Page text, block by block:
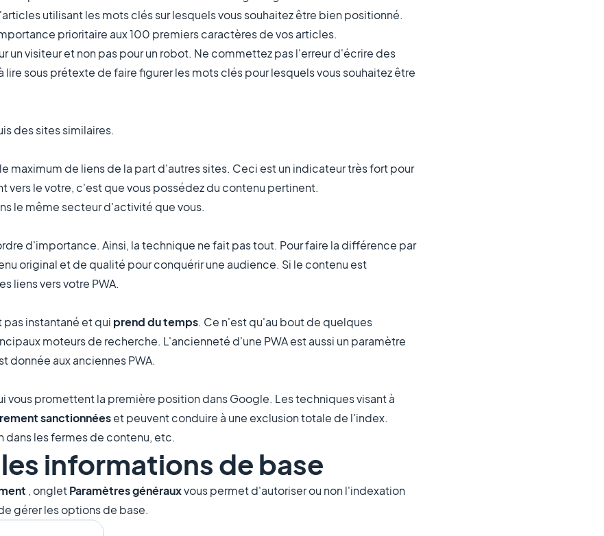
utilisant les mots clés sur lesquels vous souhaitez être bien positionné.
prioritaire aux 100 premiers caractères de vos articles.
un visiteur et non pas pour un robot. Ne commettez pas l'erreur d'écrire des
sous prétexte de faire figurer les mots clés pour lesquels vous souhaitez être
des sites similaires.
maximum de liens de la part d'autres sites. Ceci est un indicateur très fort pour
vers le votre, c'est que vous possédez du contenu pertinent.
le même secteur d'activité que vous.
d'importance. Ainsi, la technique ne fait pas tout. Pour faire la différence par
original et de qualité pour conquérir une audience. Si le contenu est
liens vers votre PWA.
instantané et qui prend du temps. Ce n'est qu'au bout de quelques
moteurs de recherche. L'ancienneté d'une PWA est aussi un paramètre
donnée aux anciennes PWA.
vous promettent la première position dans Google. Les techniques visant à
sanctionnéeset peuvent conduire à une exclusion totale de l'index.
dans les fermes de contenu, etc.
informations de base
, ongletParamètres générauxvous permet d'autoriser ou non l'indexation
gérer les options de base.